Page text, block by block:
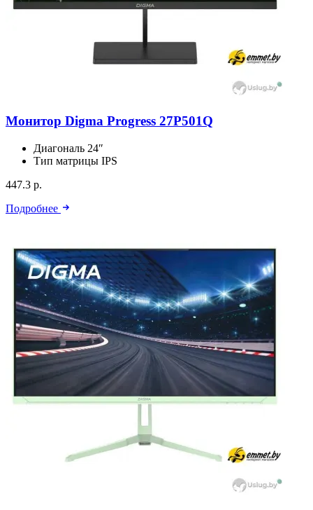
Монитор Digma Progress 27P501Q
Диагональ 24″
Тип матрицы IPS
447.3 р.
Подробнее